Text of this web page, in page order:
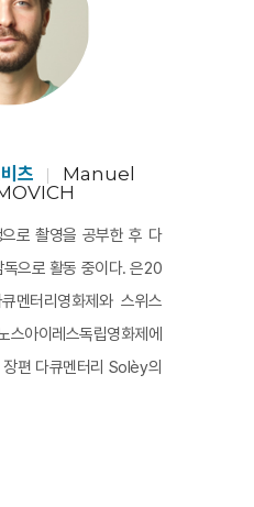
츠
Manuel
로 촬영을 공부한 후 다
으로 활동 중이다. 은20
멘터리영화제와 스위스
아이레스독립영화제에
편 다큐멘터리 Solèy의